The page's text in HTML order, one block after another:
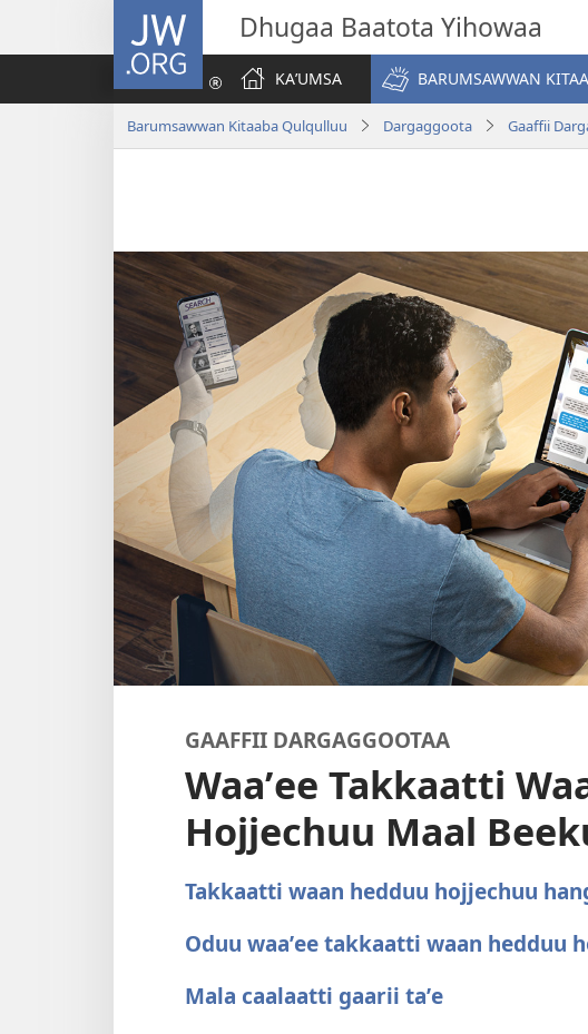
JW.ORG Dhugaa Baatota Yihowaa
KAʼUMSA
BARUMSAWWAN
Barumsawwan Kitaaba Qulqulluu Dargaggoota Gaaffii
GAAFFII DARGAGGOOTAA
Waaʼee Takkaatti
Hojjechuu Maal
Takkaatti waan hedduu hojjechuu
Oduu waaʼee takkaatti waan hedduu
Mala caalaatti gaarii taʼe